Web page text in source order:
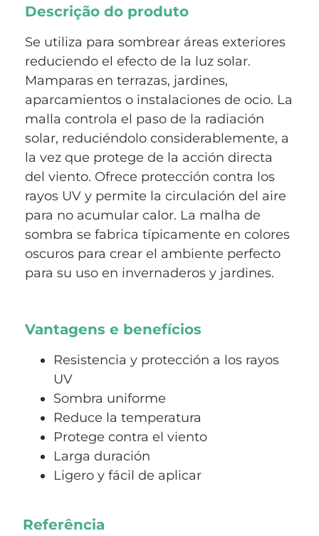
Descrição do produto
Se utiliza para sombrear áreas exteriores
reduciendo el efecto de la luz solar.
Mamparas en terrazas, jardines,
aparcamientos o instalaciones de ocio. La
malla controla el paso de la radiación
solar, reduciéndolo considerablemente, a
la vez que protege de la acción directa
del viento. Ofrece protección contra los
rayos UV y permite la circulación del aire
para no acumular calor. La malha de
sombra se fabrica típicamente en colores
oscuros para crear el ambiente perfecto
para su uso en invernaderos y jardines.
Vantagens e benefícios
Resistencia y protección a los rayos
UV
Sombra uniforme
Reduce la temperatura
Protege contra el viento
Larga duración
Ligero y fácil de aplicar
Referência